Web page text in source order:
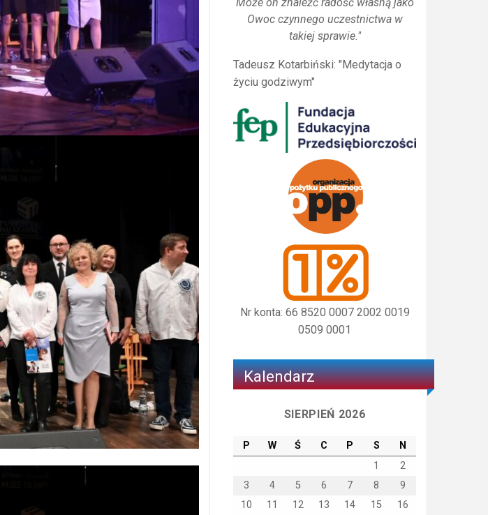
Owoc czynnego uczestnictwa w
takiej sprawie."
Tadeusz Kotarbiński: "Medytacja o
życiu godziwym"
Nr konta: 66 8520 0007 2002 0019
0509 0001
Kalendarz
SIERPIEŃ 2026
P W Ś C P S
N
1
2
3
4 5 6 7 8
9
10
11 12 13 14 15
16